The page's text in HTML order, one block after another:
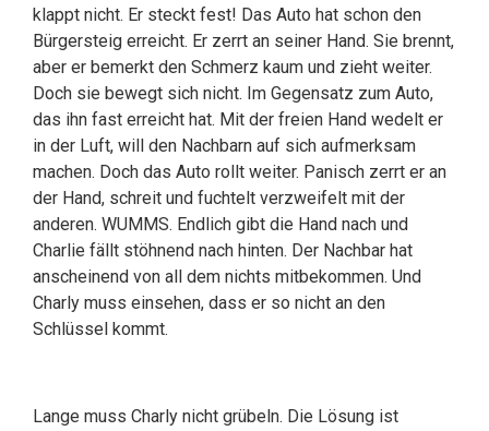
klappt nicht. Er steckt fest! Das Auto hat schon den
Bürgersteig erreicht. Er zerrt an seiner Hand. Sie brennt,
aber er bemerkt den Schmerz kaum und zieht weiter.
Doch sie bewegt sich nicht. Im Gegensatz zum Auto,
das ihn fast erreicht hat. Mit der freien Hand wedelt er
in der Luft, will den Nachbarn auf sich aufmerksam
machen. Doch das Auto rollt weiter. Panisch zerrt er an
der Hand, schreit und fuchtelt verzweifelt mit der
anderen. WUMMS. Endlich gibt die Hand nach und
Charlie fällt stöhnend nach hinten. Der Nachbar hat
anscheinend von all dem nichts mitbekommen. Und
Charly muss einsehen, dass er so nicht an den
Schlüssel kommt.
Lange muss Charly nicht grübeln. Die Lösung ist